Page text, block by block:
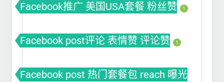
Facebook推广 美国USA套餐 粉丝赞 1
Facebook post评论 表情赞 评论赞 1
Facebook post 热门套餐包 reach 曝光